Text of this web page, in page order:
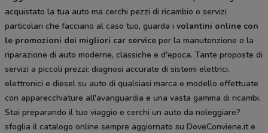
acquistato la tua auto ma cerchi pezzi di ricambio o servizi
particolari che facciano al caso tuo, guarda i volantini online con
le promozioni dei migliori car service per la manutenzione o la
riparazione di auto moderne, classiche e d'epoca. Tante proposte di
servizi a piccoli prezzi: diagnosi accurate di sistemi elettrici,
elettronici e diesel su auto di qualsiasi marca e modello effettuate
con apparecchiature all'avanguardia e una vasta gamma di ricambi.
Stai preparando il tuo viaggio e cerchi un auto da noleggiare?
sfoglia il catalogo online sempre aggiornato su DoveConviene.it e